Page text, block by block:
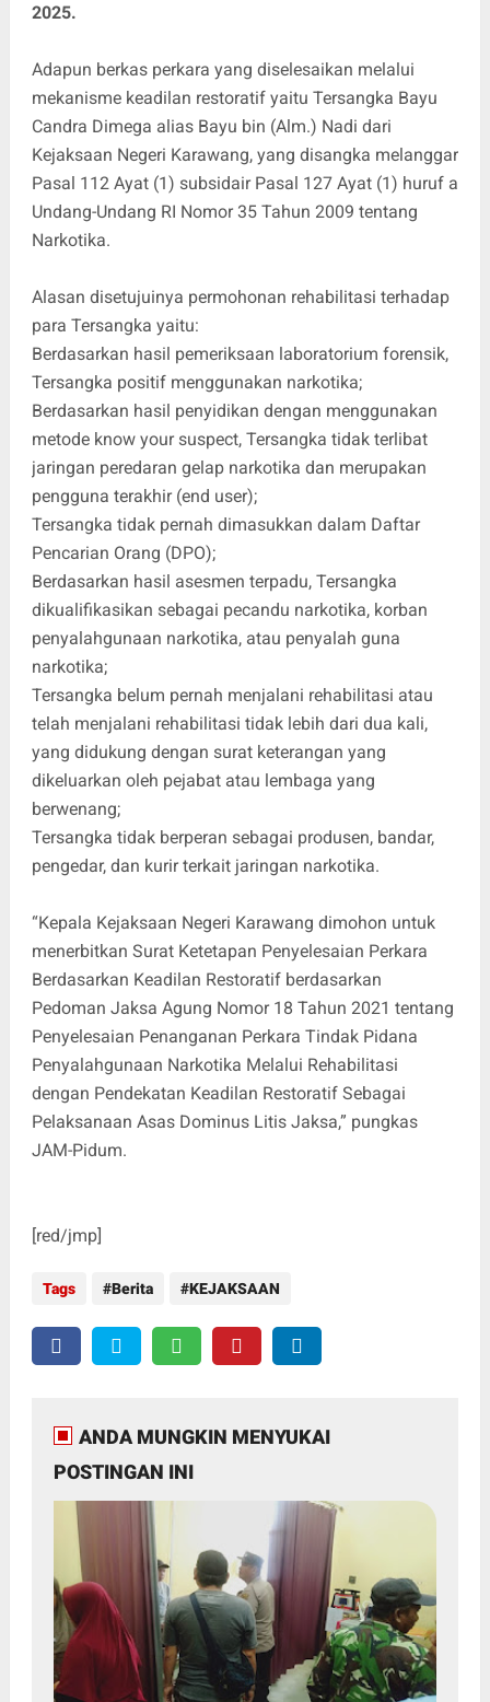
2025.
Adapun berkas perkara yang diselesaikan melalui
mekanisme keadilan restoratif yaitu Tersangka Bayu
Candra Dimega alias Bayu bin (Alm.) Nadi dari
Kejaksaan Negeri Karawang, yang disangka melanggar
Pasal 112 Ayat (1) subsidair Pasal 127 Ayat (1) huruf a
Undang-Undang RI Nomor 35 Tahun 2009 tentang
Narkotika.
Alasan disetujuinya permohonan rehabilitasi terhadap
para Tersangka yaitu:
Berdasarkan hasil pemeriksaan laboratorium forensik,
Tersangka positif menggunakan narkotika;
Berdasarkan hasil penyidikan dengan menggunakan
metode know your suspect, Tersangka tidak terlibat
jaringan peredaran gelap narkotika dan merupakan
pengguna terakhir (end user);
Tersangka tidak pernah dimasukkan dalam Daftar
Pencarian Orang (DPO);
Berdasarkan hasil asesmen terpadu, Tersangka
dikualifikasikan sebagai pecandu narkotika, korban
penyalahgunaan narkotika, atau penyalah guna
narkotika;
Tersangka belum pernah menjalani rehabilitasi atau
telah menjalani rehabilitasi tidak lebih dari dua kali,
yang didukung dengan surat keterangan yang
dikeluarkan oleh pejabat atau lembaga yang
berwenang;
Tersangka tidak berperan sebagai produsen, bandar,
pengedar, dan kurir terkait jaringan narkotika.
“Kepala Kejaksaan Negeri Karawang dimohon untuk
menerbitkan Surat Ketetapan Penyelesaian Perkara
Berdasarkan Keadilan Restoratif berdasarkan
Pedoman Jaksa Agung Nomor 18 Tahun 2021 tentang
Penyelesaian Penanganan Perkara Tindak Pidana
Penyalahgunaan Narkotika Melalui Rehabilitasi
dengan Pendekatan Keadilan Restoratif Sebagai
Pelaksanaan Asas Dominus Litis Jaksa,” pungkas
JAM-Pidum.
[red/jmp]
Tags Berita KEJAKSAAN
ANDA MUNGKIN MENYUKAI
POSTINGAN INI